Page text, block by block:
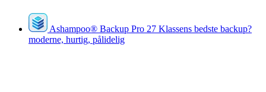
Ashampoo® Backup Pro 27 Klassens bedste backup?
moderne, hurtig, pålidelig